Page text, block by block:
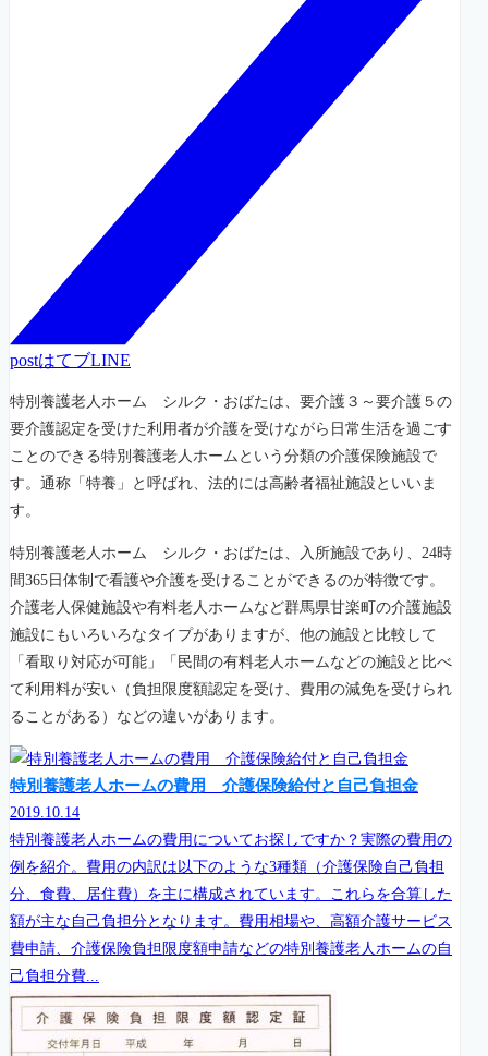
postはてブLINE
特別養護老人ホーム シルク・おばたは、要介護３～要介護５の
要介護認定を受けた利用者が介護を受けながら日常生活を過ごす
ことのできる特別養護老人ホームという分類の介護保険施設で
す。通称「特養」と呼ばれ、法的には高齢者福祉施設といいま
す。
特別養護老人ホーム シルク・おばたは、入所施設であり、24時
間365日体制で看護や介護を受けることができるのが特徴です。
介護老人保健施設や有料老人ホームなど群馬県甘楽町の介護施設
施設にもいろいろなタイプがありますが、他の施設と比較して
「看取り対応が可能」「民間の有料老人ホームなどの施設と比べ
て利用料が安い（負担限度額認定を受け、費用の減免を受けられ
ることがある）などの違いがあります。
特別養護老人ホームの費用 介護保険給付と自己負担金
2019.10.14
特別養護老人ホームの費用についてお探しですか？実際の費用の
例を紹介。費用の内訳は以下のような3種類（介護保険自己負担
分、食費、居住費）を主に構成されています。これらを合算した
額が主な自己負担分となります。費用相場や、高額介護サービス
費申請、介護保険負担限度額申請などの特別養護老人ホームの自
己負担分費...